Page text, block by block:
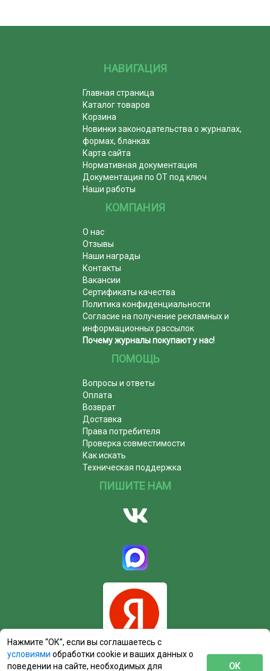
НАВИГАЦИЯ
Главная страница
Каталог товаров
Корзина
Новинки законодательства о журналах,
формах, бланках
Карта сайта
Нормативная документация
Документация по ОТ под ключ
Наши работы
КОМПАНИЯ
О нас
Отзывы
Наши награды
Контакты
Вакансии
Сертификаты качества
Политика конфиденциальности
Согласие на получение рекламных и
информационных рассылок
Почему журналы покупают у нас!
ПОМОЩЬ
Вопросы и ответы
Оплата
Возврат
Доставка
Права потребителя
Проверка совместимости
Как искать
Техническая поддержка
ПИШИТЕ НАМ
Нажмите “ОК”, если вы соглашаетесь с
условиями обработки cookie и ваших данных о
поведении на сайте, необходимых для
ОК